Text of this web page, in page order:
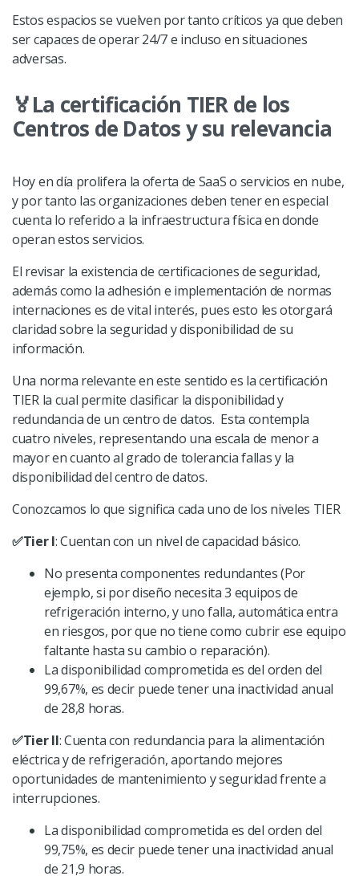
Estos espacios se vuelven por tanto críticos ya que deben
ser capaces de operar 24/7 e incluso en situaciones
adversas.
🏅La certificación TIER de los
Centros de Datos y su relevancia
Hoy en día prolifera la oferta de SaaS o servicios en nube,
y por tanto las organizaciones deben tener en especial
cuenta lo referido a la infraestructura física en donde
operan estos servicios.
El revisar la existencia de certificaciones de seguridad,
además como la adhesión e implementación de normas
internaciones es de vital interés, pues esto les otorgará
claridad sobre la seguridad y disponibilidad de su
información.
Una norma relevante en este sentido es la certificación
TIER la cual permite clasificar la disponibilidad y
redundancia de un centro de datos. Esta contempla
cuatro niveles, representando una escala de menor a
mayor en cuanto al grado de tolerancia fallas y la
disponibilidad del centro de datos.
Conozcamos lo que significa cada uno de los niveles TIER
✅Tier I: Cuentan con un nivel de capacidad básico.
No presenta componentes redundantes (Por
ejemplo, si por diseño necesita 3 equipos de
refrigeración interno, y uno falla, automática entra
en riesgos, por que no tiene como cubrir ese equipo
faltante hasta su cambio o reparación).
La disponibilidad comprometida es del orden del
99,67%, es decir puede tener una inactividad anual
de 28,8 horas.
✅Tier II: Cuenta con redundancia para la alimentación
eléctrica y de refrigeración, aportando mejores
oportunidades de mantenimiento y seguridad frente a
interrupciones.
La disponibilidad comprometida es del orden del
99,75%, es decir puede tener una inactividad anual
de 21,9 horas.